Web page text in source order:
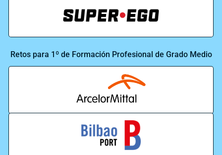
Retos para 1º de Formación Profesional de Grado Medio